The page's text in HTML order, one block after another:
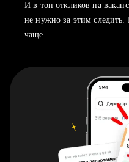
И в топ откликов на
не нужно за этим следить.
чаще